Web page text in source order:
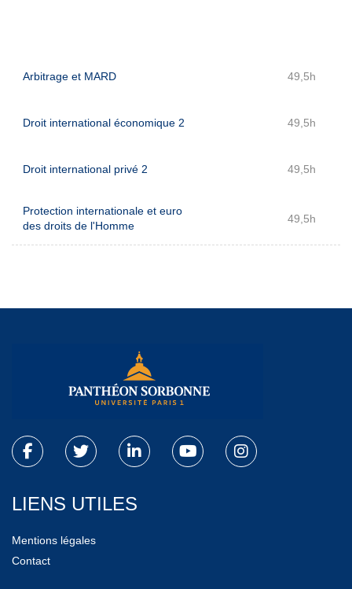
Arbitrage et MARD 49,5h
Droit international économique 2 49,5h
Droit international privé 2 49,5h
Protection internationale et euro
des droits de l'Homme
49,5h
LIENS UTILES
Mentions légales
Contact